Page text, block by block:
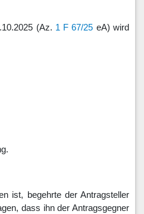
(Az. 1 F 67/25 eA) wird
ist, begehrte der Antragsteller
dass ihn der Antragsgegner